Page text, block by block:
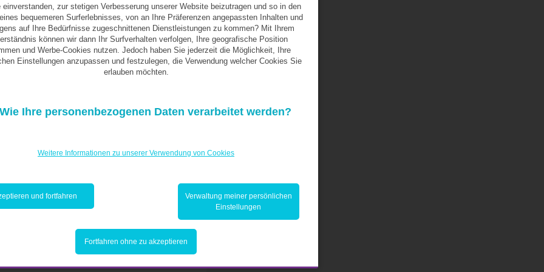
der
grünere Wirtschaft allein nicht ausreicht.
wir müssen darüber hinaus aufhören, die
einführen, bei der auch
von Kohlenstoffemissionen). Der
und der Vielfalt des Lebens, d. h. der
dass wir die Kipppunkte des Planeten
dann nicht mehr stoppen lassen. Es ist
Wir müssen zu einem Leben innerhalb
für die Menschheit
der bestehenden Prozesse und
wirtschaftlich als auch ökologisch
einverstanden, zur stetigen Verbesserung unserer Website beizutragen und so in den
bequemeren Surferlebnisses, von an Ihre Präferenzen angepassten Inhalten und
auf Ihre Bedürfnisse zugeschnittenen Dienstleistungen zu kommen? Mit Ihrem
können wir dann Ihr Surfverhalten verfolgen, Ihre geografische Position
und Werbe-Cookies nutzen. Jedoch haben Sie jederzeit die Möglichkeit, Ihre
Einstellungen anzupassen und festzulegen, die Verwendung welcher Cookies Sie
erlauben möchten.
Wie Ihre personenbezogenen Daten verarbeitet werden?
Weitere Informationen zu unserer Verwendung von Cookies
und fortfahren
Verwaltung meiner persönlichen
Einstellungen
Fortfahren ohne zu akzeptieren